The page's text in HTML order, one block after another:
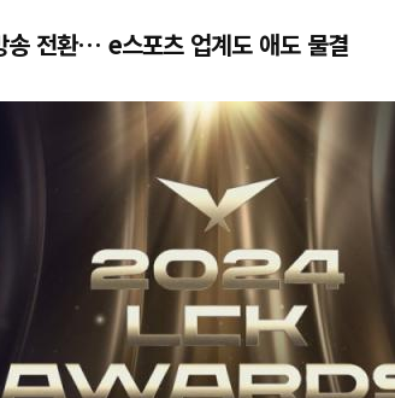
송 전환… e스포츠 업계도 애도 물결